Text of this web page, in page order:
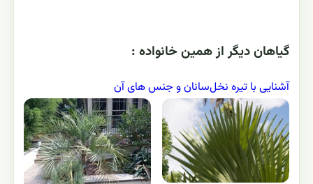
گياهان ديگر از همين خانواده :
آشنایی با تیره نخل‌سانان و جنس های آن